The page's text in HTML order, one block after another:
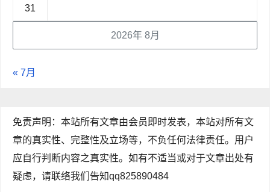
2026年 8月
31
« 7月
免责声明：本站所有文章由会员即时发表，本站对所有文
章的真实性、完整性及立场等，不负任何法律责任。用户
应自行判断内容之真实性。如有不适当或对于文章出处有
疑虑，请联络我们告知qq825890484